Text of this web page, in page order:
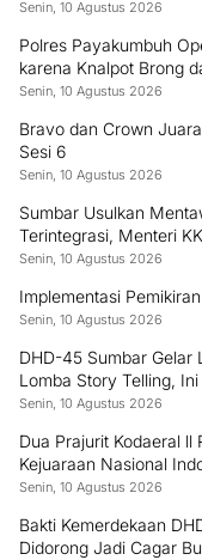
Senin, 10 Agustus 2026
Polres Payakumbuh
karena Knalpot Brong
Senin, 10 Agustus 2026
Bravo dan Crown
Sesi 6
Senin, 10 Agustus 2026
Sumbar Usulkan
Terintegrasi, Menteri
Senin, 10 Agustus 2026
Implementasi
Senin, 10 Agustus 2026
DHD-45 Sumbar Gelar
Lomba Story Telling,
Senin, 10 Agustus 2026
Dua Prajurit Kodaeral ll
Kejuaraan Nasional
Senin, 10 Agustus 2026
Bakti Kemerdekaan
Didorong Jadi Cagar